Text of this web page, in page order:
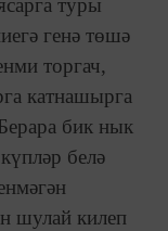
туры
генә төшә
торгач,
катнашырга
бик нык
белә
шулай килеп